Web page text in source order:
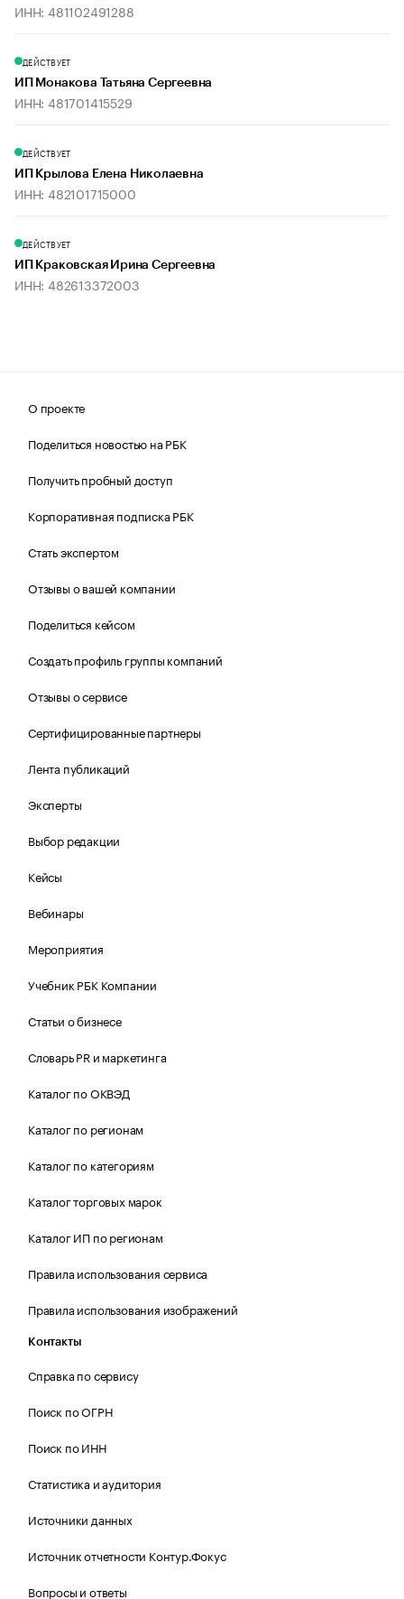
ИНН: 481102491288
ДЕЙСТВУЕТ
ИП Монакова Татьяна Сергеевна
ИНН: 481701415529
ДЕЙСТВУЕТ
ИП Крылова Елена Николаевна
ИНН: 482101715000
ДЕЙСТВУЕТ
ИП Краковская Ирина Сергеевна
ИНН: 482613372003
О проекте
Поделиться новостью на РБК
Получить пробный доступ
Корпоративная подписка РБК
Стать экспертом
Отзывы о вашей компании
Поделиться кейсом
Создать профиль группы компаний
Отзывы о сервисе
Сертифицированные партнеры
Лента публикаций
Эксперты
Выбор редакции
Кейсы
Вебинары
Мероприятия
Учебник РБК Компании
Статьи о бизнесе
Словарь PR и маркетинга
Каталог по ОКВЭД
Каталог по регионам
Каталог по категориям
Каталог торговых марок
Каталог ИП по регионам
Правила использования сервиса
Правила использования изображений
Контакты
Справка по сервису
Поиск по ОГРН
Поиск по ИНН
Статистика и аудитория
Источники данных
Источник отчетности Контур.Фокус
Вопросы и ответы